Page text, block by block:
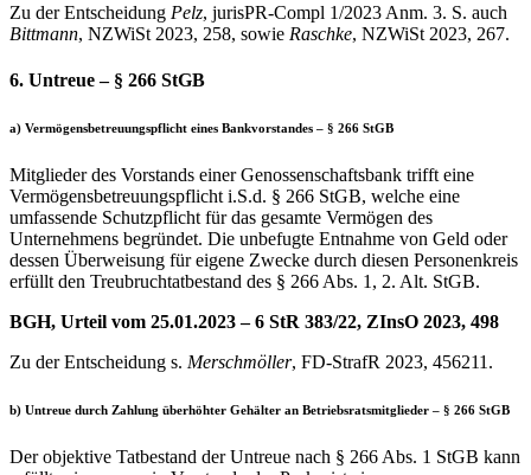
Zu der Entscheidung Pelz, jurisPR-Compl 1/2023 Anm. 3. S. auch
Bittmann, NZWiSt 2023, 258, sowie Raschke, NZWiSt 2023, 267.
6. Untreue – § 266 StGB
a) Vermögensbetreuungspflicht eines Bankvorstandes – § 266 StGB
Mitglieder des Vorstands einer Genossenschaftsbank trifft eine
Vermögensbetreuungspflicht i.S.d. § 266 StGB, welche eine
umfassende Schutzpflicht für das gesamte Vermögen des
Unternehmens begründet. Die unbefugte Entnahme von Geld oder
dessen Überweisung für eigene Zwecke durch diesen Personenkreis
erfüllt den Treubruchtatbestand des § 266 Abs. 1, 2. Alt. StGB.
BGH, Urteil vom 25.01.2023 – 6 StR 383/22, ZInsO 2023, 498
Zu der Entscheidung s. Merschmöller, FD-StrafR 2023, 456211.
b) Untreue durch Zahlung überhöhter Gehälter an Betriebsratsmitglieder – § 266 StGB
Der objektive Tatbestand der Untreue nach § 266 Abs. 1 StGB kann